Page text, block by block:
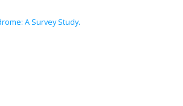
A Survey Study.